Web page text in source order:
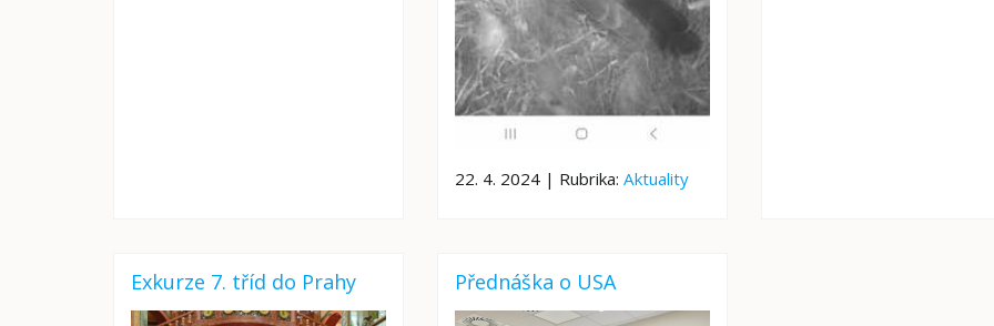
22. 4. 2024 | Rubrika:Aktuality
Exkurze 7. tříd do Prahy Přednáška o USA